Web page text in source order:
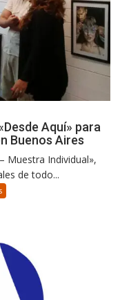
Aquí» para
Buenos Aires
Muestra Individual»,
de todo...